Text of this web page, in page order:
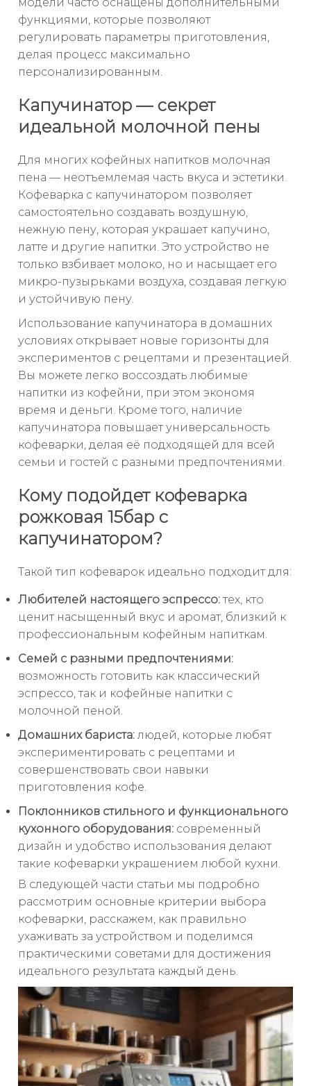
функциями, которые позволяют
регулировать параметры приготовления,
делая процесс максимально
персонализированным.
Капучинатор — секрет
идеальной молочной пены
Для многих кофейных напитков молочная
пена — неотъемлемая часть вкуса и эстетики.
Кофеварка с капучинатором позволяет
самостоятельно создавать воздушную,
нежную пену, которая украшает капучино,
латте и другие напитки. Это устройство не
только взбивает молоко, но и насыщает его
микро-пузырьками воздуха, создавая легкую
и устойчивую пену.
Использование капучинатора в домашних
условиях открывает новые горизонты для
экспериментов с рецептами и презентацией.
Вы можете легко воссоздать любимые
напитки из кофейни, при этом экономя
время и деньги. Кроме того, наличие
капучинатора повышает универсальность
кофеварки, делая её подходящей для всей
семьи и гостей с разными предпочтениями.
Кому подойдет кофеварка
рожковая 15бар с
капучинатором?
Такой тип кофеварок идеально подходит для:
Любителей настоящего эспрессо:тех, кто
ценит насыщенный вкус и аромат, близкий к
профессиональным кофейным напиткам.
Семей с разными предпочтениями:
возможность готовить как классический
эспрессо, так и кофейные напитки с
молочной пеной.
Домашних бариста: людей, которые любят
экспериментировать с рецептами и
совершенствовать свои навыки
приготовления кофе.
Поклонников стильного и функционального
кухонного оборудования: современный
дизайн и удобство использования делают
такие кофеварки украшением любой кухни.
В следующей части статьи мы подробно
рассмотрим основные критерии выбора
кофеварки, расскажем, как правильно
ухаживать за устройством и поделимся
практическими советами для достижения
идеального результата каждый день.